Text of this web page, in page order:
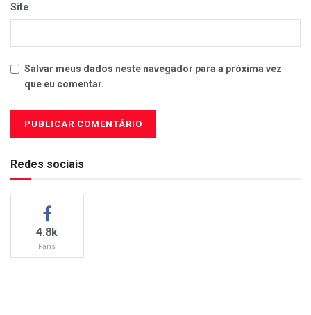
Site
Salvar meus dados neste navegador para a próxima vez
que eu comentar.
Redes sociais
4.8k
Fans